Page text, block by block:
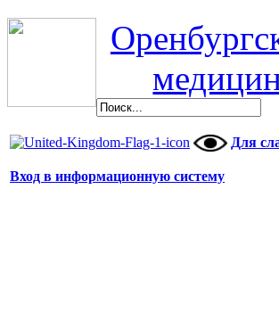
Для
Вход в информационную систему